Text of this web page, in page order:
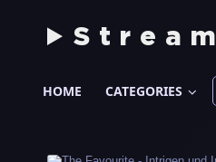
Stream
HOME CATEGORIES